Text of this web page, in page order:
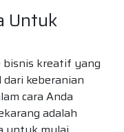
Untuk
bisnis kreatif yang
keberanian
cara Anda
adalah